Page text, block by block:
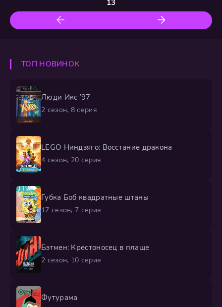
блистательного принца Али, Аладдин пытается
покорить сердце
13
ТОП НОВИНОК
Люди Икс ’97
2 сезон, 8 серия
LEGO Ниндзяго: Восстание дракона
4 сезон, 20 серия
Губка Боб квадратные штаны
17 сезон, 7 серия
Бэтмен: Крестоносец в плаще
2 сезон, 10 серия
Футурама